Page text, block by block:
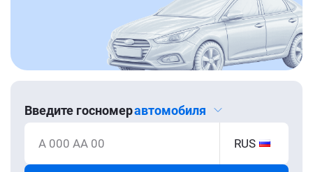
Введите госномеравтомобиля
А 000 АА 00 RUS